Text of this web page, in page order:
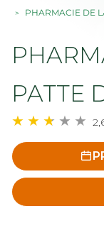
PHARMACIE DE
PATTE